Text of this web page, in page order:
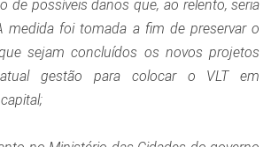
de possíveis danos que, ao relento, seria
medida foi tomada a fim de preservar o
sejam concluídos os novos projetos
gestão para colocar o VLT em